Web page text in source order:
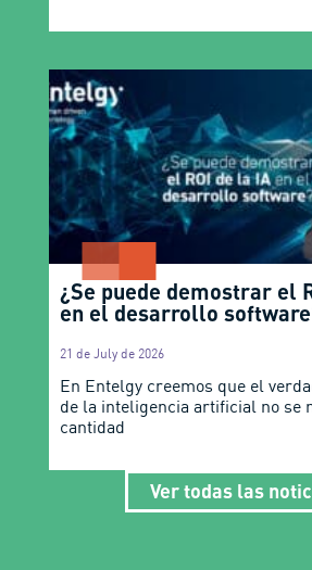
¿Se puede demostrar el
en el desarrollo
21 de July de 2026
En Entelgy creemos que el
de la inteligencia artificial no se
cantidad
Ver todas las